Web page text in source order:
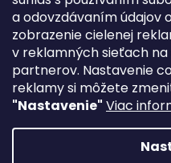
a odovzdávaním údajov
zobrazenie cielenej
v reklamných sieťach
partnerov. Nastavenie
reklamy si môžete
"Nastavenie" Viac
Reklamačný poriadok
Napíšte nám
Kontakty
Servis